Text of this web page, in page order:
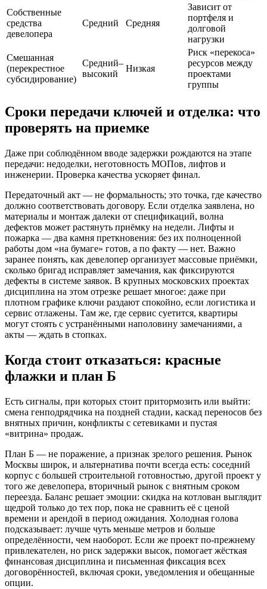
Собственные
средства
девелопера
Средний Средняя
Зависит от
портфеля и
долговой
нагрузки
Смешанная
(перекрестное
субсидирование)
Средний–
высокий
Низкая
Риск «перекоса»
ресурсов между
проектами
группы
Сроки передачи ключей и отделка: что
проверять на приемке
Даже при соблюдённом вводе задержки рождаются на этапе
передачи: недоделки, неготовность МОПов, лифтов и
инженерии. Проверка качества ускоряет финал.
Передаточный акт — не формальность; это точка, где качество
должно соответствовать договору. Если отделка заявлена, но
материалы и монтаж далеки от спецификаций, волна
дефектов может растянуть приёмку на недели. Лифты и
пожарка — два камня преткновения: без их полноценной
работы дом «на бумаге» готов, а по факту — нет. Важно
заранее понять, как девелопер организует массовые приёмки,
сколько бригад исправляет замечания, как фиксируются
дефекты в системе заявок. В крупных московских проектах
дисциплина на этом отрезке решает многое: даже при
плотном графике ключи раздают спокойно, если логистика и
сервис отлажены. Там же, где сервис суетится, квартиры
могут стоять с устранёнными наполовину замечаниями, а
акты — ждать в стопках.
Когда стоит отказаться: красные
флажки и план Б
Есть сигналы, при которых стоит притормозить или выйти:
смена генподрядчика на поздней стадии, каскад переносов без
внятных причин, конфликты с сетевиками и пустая
«витрина» продаж.
План Б — не поражение, а признак зрелого решения. Рынок
Москвы широк, и альтернатива почти всегда есть: соседний
корпус с большей строительной готовностью, другой проект у
того же девелопера, вторичный рынок с внятным сроком
переезда. Баланс решает эмоции: скидка на котлован выглядит
щедрой только до тех пор, пока не сравнить её с ценой
времени и арендой в период ожидания. Холодная голова
подсказывает: лучше чуть меньше метров и больше
определённости, чем наоборот. Если же проект по-прежнему
привлекателен, но риск задержки высок, помогает жёсткая
финансовая дисциплина и письменная фиксация всех
договорённостей, включая сроки, уведомления и обещанные
опции.